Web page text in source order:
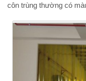
côn trùng thường có